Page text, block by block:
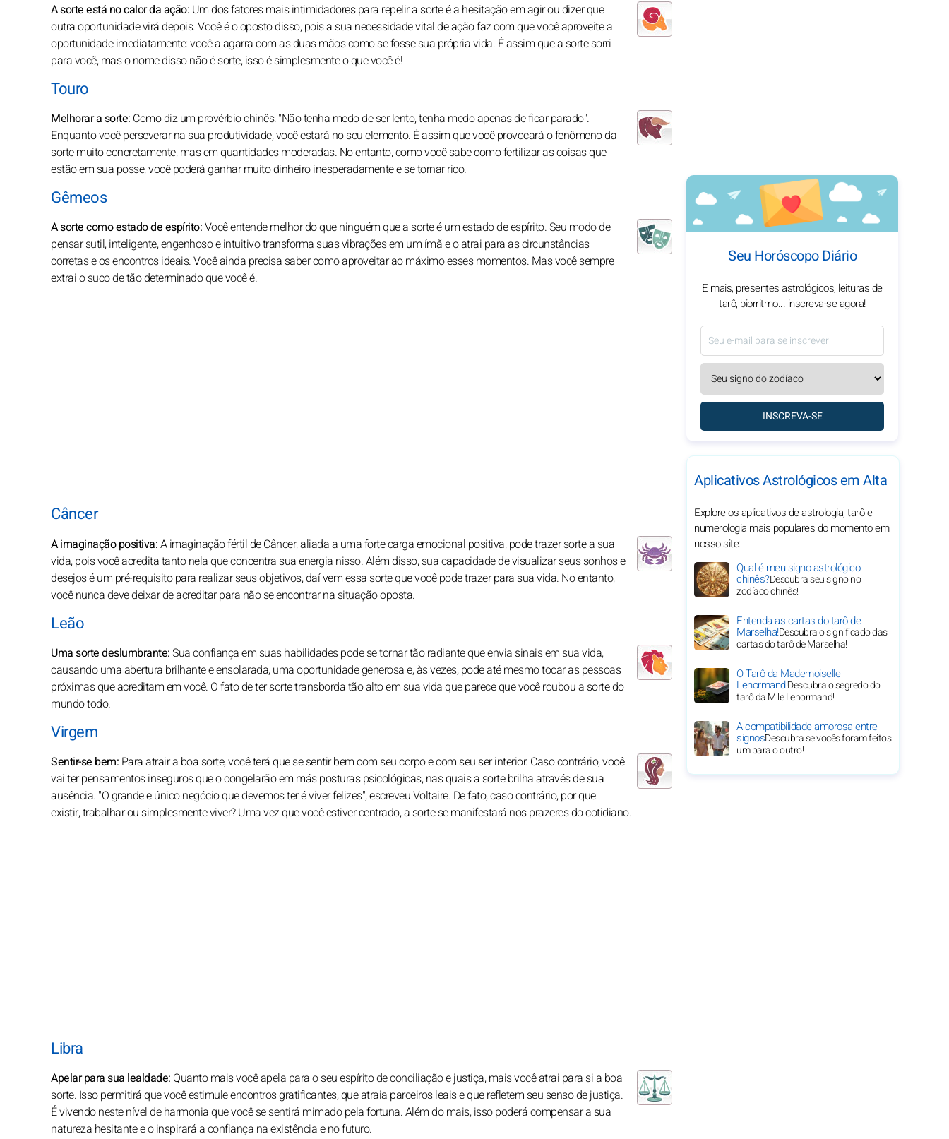
A sorte está no calor da ação: Um dos fatores mais intimidadores para repelir a sorte é a hesitação em agir ou dizer que
outra oportunidade virá depois. Você é o oposto disso, pois a sua necessidade vital de ação faz com que você aproveite a
oportunidade imediatamente: você a agarra com as duas mãos como se fosse sua própria vida. É assim que a sorte sorri
para você, mas o nome disso não é sorte, isso é simplesmente o que você é!
Touro
Melhorar a sorte: Como diz um provérbio chinês: "Não tenha medo de ser lento, tenha medo apenas de ficar parado".
Enquanto você perseverar na sua produtividade, você estará no seu elemento. É assim que você provocará o fenômeno da
sorte muito concretamente, mas em quantidades moderadas. No entanto, como você sabe como fertilizar as coisas que
estão em sua posse, você poderá ganhar muito dinheiro inesperadamente e se tornar rico.
Gêmeos
A sorte como estado de espírito:Você entende melhor do que ninguém que a sorte é um estado de espírito. Seu modo de
pensar sutil, inteligente, engenhoso e intuitivo transforma suas vibrações em um ímã e o atrai para as circunstâncias
corretas e os encontros ideais. Você ainda precisa saber como aproveitar ao máximo esses momentos. Mas você sempre
extrai o suco de tão determinado que você é.
Câncer
A imaginação positiva:A imaginação fértil de Câncer, aliada a uma forte carga emocional positiva, pode trazer sorte a sua
vida, pois você acredita tanto nela que concentra sua energia nisso. Além disso, sua capacidade de visualizar seus sonhos e
desejos é um pré-requisito para realizar seus objetivos, daí vem essa sorte que você pode trazer para sua vida. No entanto,
você nunca deve deixar de acreditar para não se encontrar na situação oposta.
Leão
Uma sorte deslumbrante:Sua confiança em suas habilidades pode se tornar tão radiante que envia sinais em sua vida,
causando uma abertura brilhante e ensolarada, uma oportunidade generosa e, às vezes, pode até mesmo tocar as pessoas
próximas que acreditam em você. O fato de ter sorte transborda tão alto em sua vida que parece que você roubou a sorte do
mundo todo.
Virgem
Sentir-se bem: Para atrair a boa sorte, você terá que se sentir bem com seu corpo e com seu ser interior. Caso contrário, você
vai ter pensamentos inseguros que o congelarão em más posturas psicológicas, nas quais a sorte brilha através de sua
ausência. "O grande e único negócio que devemos ter é viver felizes", escreveu Voltaire. De fato, caso contrário, por que
existir, trabalhar ou simplesmente viver? Uma vez que você estiver centrado, a sorte se manifestará nos prazeres do cotidiano.
Libra
Apelar para sua lealdade: Quanto mais você apela para o seu espírito de conciliação e justiça, mais você atrai para si a boa
sorte. Isso permitirá que você estimule encontros gratificantes, que atraia parceiros leais e que refletem seu senso de justiça.
É vivendo neste nível de harmonia que você se sentirá mimado pela fortuna. Além do mais, isso poderá compensar a sua
natureza hesitante e o inspirará a confiança na existência e no futuro.
Seu Horóscopo Diário
E mais, presentes astrológicos, leituras de
tarô, biorritmo... inscreva-se agora!
INSCREVA-SE
Aplicativos Astrológicos em Alta
Explore os aplicativos de astrologia, tarô e
numerologia mais populares do momento em
nosso site:
Qual é meu signo astrológico
chinês?Descubra seu signo no
zodíaco chinês!
Entenda as cartas do tarô de
Marselha!Descubra o significado das
cartas do tarô de Marselha!
O Tarô da Mademoiselle
Lenormand!Descubra o segredo do
tarô da Mlle Lenormand!
A compatibilidade amorosa entre
signosDescubra se vocês foram feitos
um para o outro!